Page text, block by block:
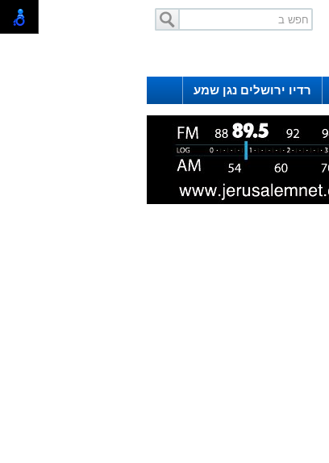
רדיו ירושלים נגן שמע